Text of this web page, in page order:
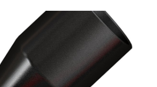
the site with their CMP to add this content
to the list of technologies used.
Powered by
Usercentrics Consent
Management Platform